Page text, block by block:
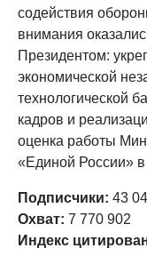
содействия
внимания
Президентом:
экономической
технологической
кадров и
оценка работы
«Единой России» в
Подписчики: 43
Охват: 7 770 902
Индекс